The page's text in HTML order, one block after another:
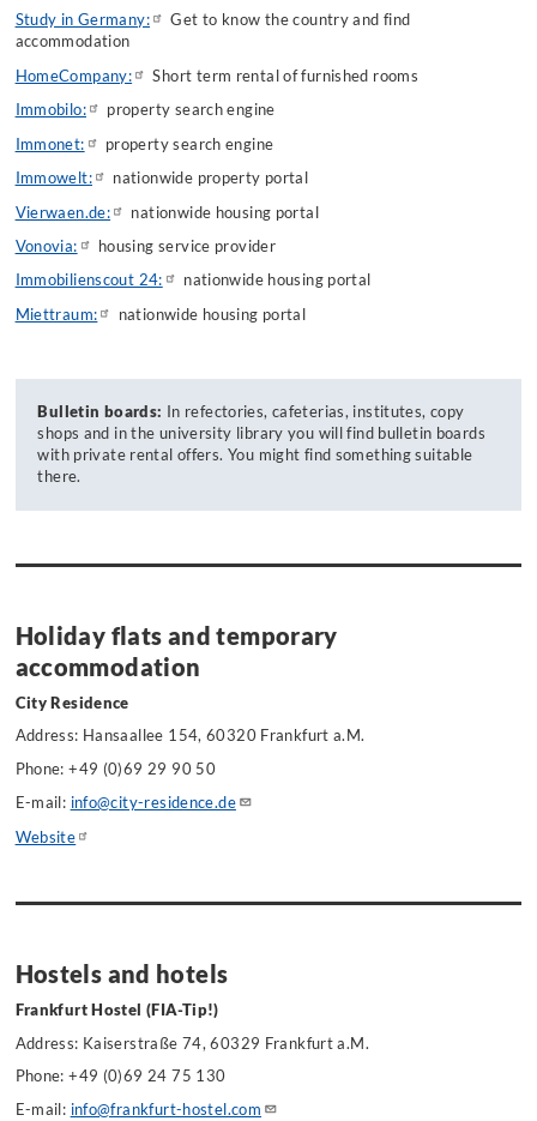
Study in Germany:
Get to know the country and find
accommodation
HomeCompany:
Short term rental of furnished rooms
Immobilo:
property search engine
Immonet:
property search engine
Immowelt:
nationwide property portal
Vierwaen.de:
nationwide housing portal
Vonovia:
housing service provider
Immobilienscout 24:
nationwide housing portal
Miettraum:
nationwide housing portal
Bulletin boards: In refectories, cafeterias, institutes, copy
shops and in the university library you will find bulletin boards
with private rental offers. You might find something suitable
there.
Holiday flats and temporary
accommodation
City Residence
Address: Hansaallee 154, 60320 Frankfurt a.M.
Phone: +49 (0)69 29 90 50
E-mail: info@city-residence.de
Website
Hostels and hotels
Frankfurt Hostel (FIA-Tip!)
Address: Kaiserstraße 74, 60329 Frankfurt a.M.
Phone: +49 (0)69 24 75 130
E-mail: info@frankfurt-hostel.com